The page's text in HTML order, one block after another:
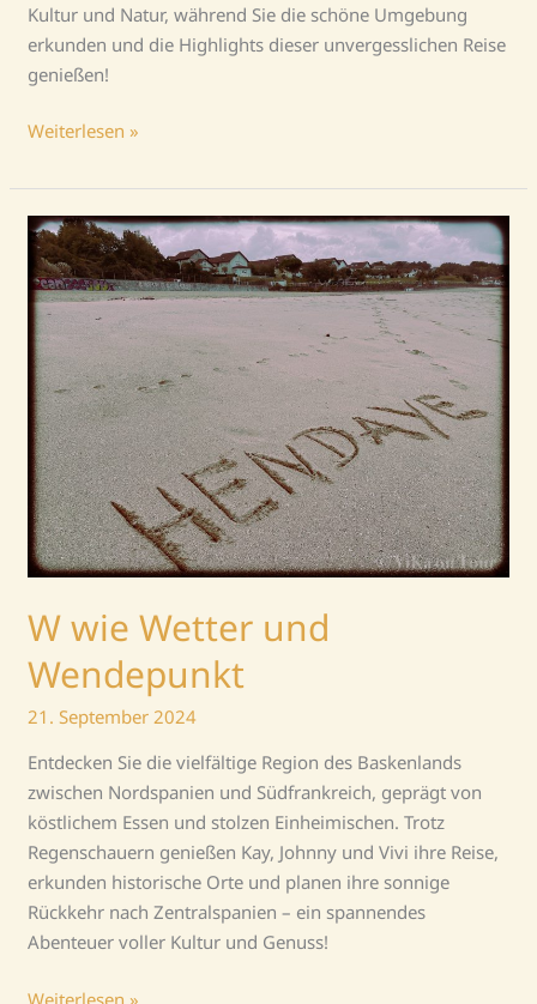
Kultur und Natur, während Sie die schöne Umgebung
erkunden und die Highlights dieser unvergesslichen Reise
genießen!
Weiterlesen »
W wie Wetter und
Wendepunkt
21. September 2024
Entdecken Sie die vielfältige Region des Baskenlands
zwischen Nordspanien und Südfrankreich, geprägt von
köstlichem Essen und stolzen Einheimischen. Trotz
Regenschauern genießen Kay, Johnny und Vivi ihre Reise,
erkunden historische Orte und planen ihre sonnige
Rückkehr nach Zentralspanien – ein spannendes
Abenteuer voller Kultur und Genuss!
W
wie
Wetter
und
Weiterlesen »